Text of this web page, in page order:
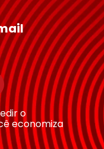
o
economiza